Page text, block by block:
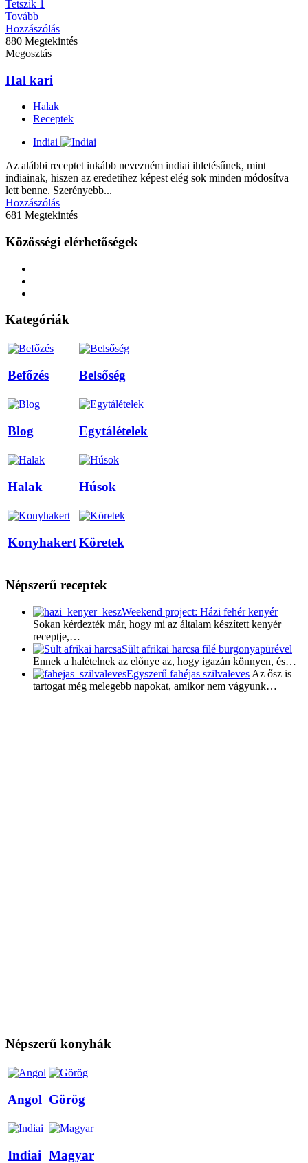
Tetszik 1
Tovább
Hozzászólás
880 Megtekintés
Megosztás
Hal kari
Halak
Receptek
Indiai
Az alábbi receptet inkább nevezném indiai ihletésűnek, mint
indiainak, hiszen az eredetihez képest elég sok minden módosítva
lett benne. Szerényebb...
Hozzászólás
681 Megtekintés
Közösségi elérhetőségek
Kategóriák
Befőzés Belsőség
Blog Egytálételek
Halak Húsok
KonyhakertKöretek
Népszerű receptek
Weekend project: Házi fehér kenyér
Sokan kérdezték már, hogy mi az általam készített kenyér
receptje,…
Sült afrikai harcsa filé burgonyapürével
Ennek a halételnek az előnye az, hogy igazán könnyen, és…
Egyszerű fahéjas szilvaleves Az ősz is
tartogat még melegebb napokat, amikor nem vágyunk…
Népszerű konyhák
Angol Görög
Indiai Magyar